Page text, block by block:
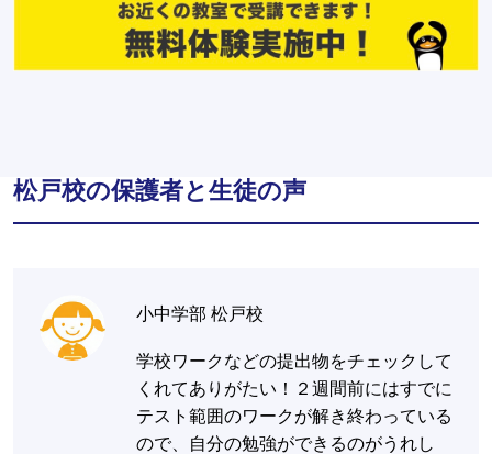
松戸校の保護者と生徒の声
小中学部 松戸校
学校ワークなどの提出物をチェックして
くれてありがたい！２週間前にはすでに
テスト範囲のワークが解き終わっている
ので、自分の勉強ができるのがうれし